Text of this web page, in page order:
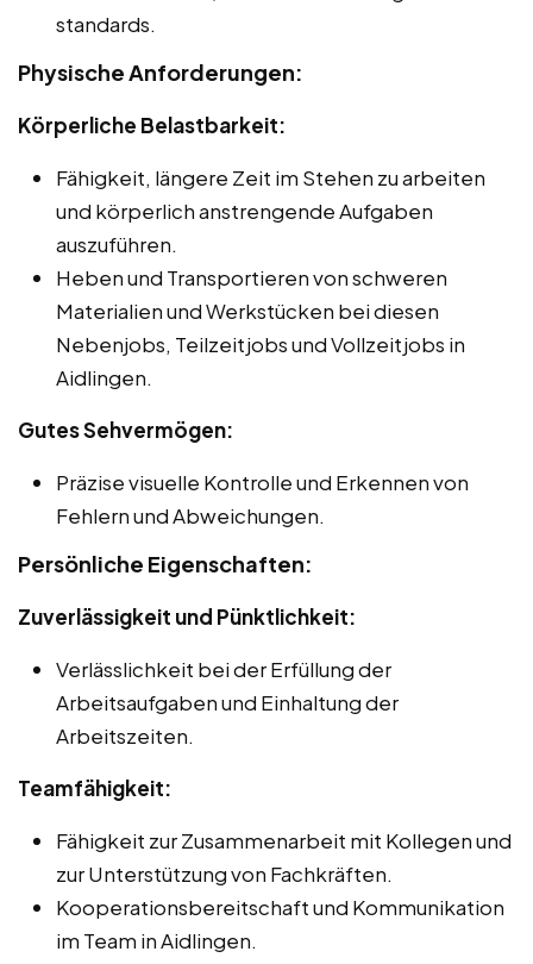
standards.
Physische Anforderungen:
Körperliche Belastbarkeit:
Fähigkeit, längere Zeit im Stehen zu arbeiten
und körperlich anstrengende Aufgaben
auszuführen.
Heben und Transportieren von schweren
Materialien und Werkstücken bei diesen
Nebenjobs, Teilzeitjobs und Vollzeitjobs in
Aidlingen.
Gutes Sehvermögen:
Präzise visuelle Kontrolle und Erkennen von
Fehlern und Abweichungen.
Persönliche Eigenschaften:
Zuverlässigkeit und Pünktlichkeit:
Verlässlichkeit bei der Erfüllung der
Arbeitsaufgaben und Einhaltung der
Arbeitszeiten.
Teamfähigkeit:
Fähigkeit zur Zusammenarbeit mit Kollegen und
zur Unterstützung von Fachkräften.
Kooperationsbereitschaft und Kommunikation
im Team in Aidlingen.